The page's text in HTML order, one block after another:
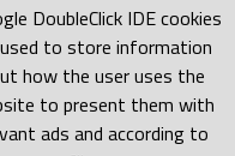
DoubleClick IDE cookies
to store information
how the user uses the
to present them with
ads and according to